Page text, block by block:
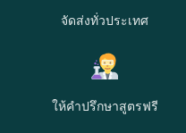
จัดส่งทั่วประเทศ
ให้คำปรึกษาสูตรฟรี